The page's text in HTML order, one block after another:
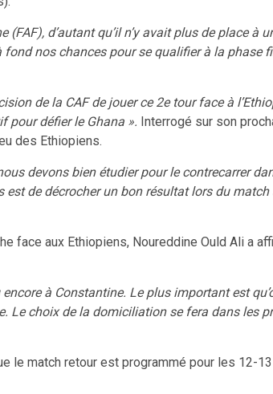
d’autant qu’il n’y avait plus de place à
nos chances pour se qualifier à la phase
de la CAF de jouer ce 2e tour face à
pour défier le Ghana ». Interrogé sur son
des Ethiopiens.
devons bien étudier pour le contrecarrer
de décrocher un bon résultat lors du match
face aux Ethiopiens, Noureddine Ould Ali a
à Constantine. Le plus important est
Le choix de la domiciliation se fera dans les
le match retour est programmé pour les 12-